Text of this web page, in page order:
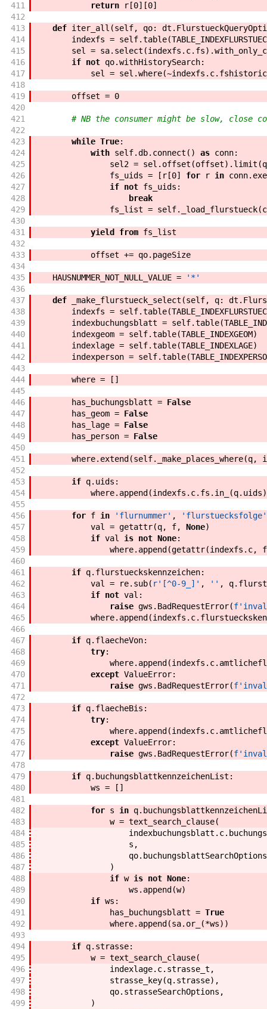
411
return r[0] [0]
412
413
def iter_all (self, qo: dt .
414
indexfs = self.table(
415
sel = sa. select (indexfs . c. fs) .
416
if not qo.withHistorySearch:
417
sel = sel .where(~indexfs . c. fshistoric
418
419
offset = 0
420
421
# NB the consumer might be slow, close
422
423
while True:
424
with self.db. connect ( ) as conn:
425
sel2 = sel . offset (offset) . limit (
426
fs_uids = [ r[0] for r in conn.
427
if not fs_uids :
428
break
429
fs_list = self. _load_flurstueck(
430
431
yield from fs_list
432
433
offset += qo. pageSize
434
435
HAUSNUMMER_NOT_NULL_VALUE =
'*'
436
437
def _make_flurstueck_select (self, q: dt .
438
indexfs = self.table(
439
indexbuchungsblatt = self.table(
440
indexgeom = self.table(TABLE_INDEXGEOM)
441
indexlage = self.table(TABLE_INDEXLAGE)
442
indexperson = self.table(
443
444
where = [ ]
445
446
has_buchungsblatt = False
447
has_geom = False
448
has_lage = False
449
has_person = False
450
451
where. extend (self. _make_places_where(q,
452
453
if q. uids :
454
where. append (indexfs . c. fs . in_ (q. uids)
455
456
for f in 'flurnummer' , 'flurstuecksfolge'
457
val = getattr(q, f, None)
458
if val is not None:
459
where. append (getattr(indexfs . c, f
460
461
if q. flurstueckskennzeichen:
462
val = re. sub( r'[^0-9_]' , '' , q.
463
if not val :
464
raise gws . BadRequestError(f'
465
where. append (indexfs . c.
466
467
if q. flaecheVon:
468
try:
469
where. append (indexfs . c.
470
except ValueError:
471
raise gws . BadRequestError(f'
472
473
if q. flaecheBis :
474
try:
475
where. append (indexfs . c.
476
except ValueError:
477
raise gws . BadRequestError(f'
478
479
if q. buchungsblattkennzeichenList :
480
ws = [ ]
481
482
for s in q.
483
w = text_search_clause(
484
indexbuchungsblatt . c.
485
s ,
486
qo. buchungsblattSearchOptions
487
)
488
if w is not None:
489
ws . append (w)
490
if ws :
491
has_buchungsblatt = True
492
where. append (sa. or_ (*ws) )
493
494
if q. strasse:
495
w = text_search_clause(
496
indexlage. c. strasse_t ,
497
strasse_key(q. strasse) ,
498
qo. strasseSearchOptions ,
499
)